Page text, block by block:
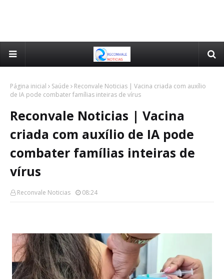
Página inicial Saúde
Reconvale Noticias | Vacina criada com auxílio
de IA pode combater famílias inteiras de vírus
Reconvale Noticias | Vacina
criada com auxílio de IA pode
combater famílias inteiras de
vírus
Reconvale Noticias 08:24